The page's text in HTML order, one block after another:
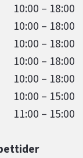
10:00 – 18:00
10:00 – 18:00
10:00 – 18:00
10:00 – 18:00
10:00 – 18:00
10:00 – 15:00
11:00 – 15:00